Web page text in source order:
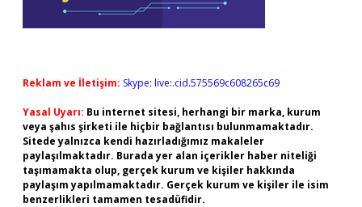
Reklam ve İletişim: Skype: live:.cid.575569c608265c69
Yasal Uyarı: Bu internet sitesi, herhangi bir marka, kurum
veya şahıs şirketi ile hiçbir bağlantısı bulunmamaktadır.
Sitede yalnızca kendi hazırladığımız makaleler
paylaşılmaktadır. Burada yer alan içerikler haber niteliği
taşımamakta olup, gerçek kurum ve kişiler hakkında
paylaşım yapılmamaktadır. Gerçek kurum ve kişiler ile isim
benzerlikleri tamamen tesadüfidir.